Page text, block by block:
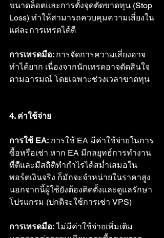
ขนาดล็อตและการตั้งจุดตัดขาดทุน (Stop
Loss) ทำให้สามารถควบคุมความเสี่ยงใน
แต่ละการเทรดได้ดี
การเทรดมือ: การจัดการความเสี่ยงอาจ
ทำได้ยาก เนื่องจากนักเทรดอาจตัดสินใจ
ตามอารมณ์ โดยเฉพาะช่วงเวลาขาดทุน
4. ค่าใช้จ่าย
การใช้ EA: การใช้ EA มีค่าใช้จ่ายในการ
ซื้อหรือเช่า หาก EA มีกลยุทธ์การทำงาน
ที่ดีและมีสถิติทำกำไรได้สม่ำเสมอใน
พอร์ตเงินจริง ก็มักจะจำหน่ายในราคาสูง
นอกจากนี้ผู้ใช้ยังต้องติดตั้งและดูแลรักษา
โปรแกรม (ปกติจะใช้การเช่า VPS)
การเทรดมือ: ไม่มีค่าใช้จ่ายเพิ่มเติม